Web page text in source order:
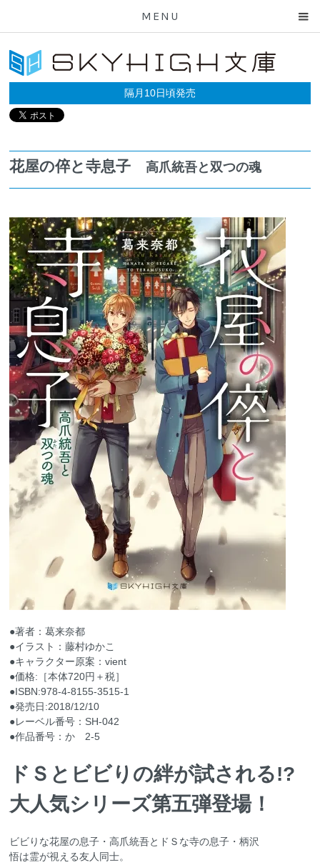
MENU
隔月10日頃発売
花屋の倅と寺息子高爪統吾と双つの魂
●著者：葛来奈都
●イラスト：藤村ゆかこ
●キャラクター原案：vient
●価格:［本体720円＋税］
●ISBN:978-4-8155-3515-1
●発売日:2018/12/10
●レーベル番号：SH‐042
●作品番号：か 2-5
ドＳとビビりの絆が試される!?
大人気シリーズ第五弾登場！
ビビりな花屋の息子・高爪統吾とドＳな寺の息子・柄沢
悟は霊が視える友人同士。